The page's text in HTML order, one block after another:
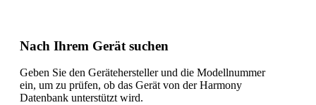
Nach Ihrem Gerät suchen
Geben Sie den Gerätehersteller und die Modellnummer
ein, um zu prüfen, ob das Gerät von der Harmony
Datenbank unterstützt wird.